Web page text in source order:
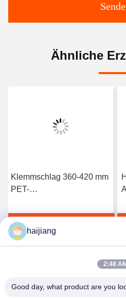
Ähnliche
Klemmschlag 360-420 mm
PET-
mit
Schraubendurchmesser 85
mm und Ejektor Nummer 5
gleichbleibende Ausgabe
haijiang
2:48 AM
Good day, what product are you